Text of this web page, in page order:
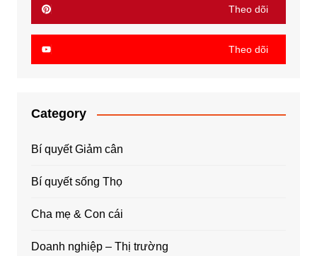
Theo dõi
Theo dõi
Category
Bí quyết Giảm cân
Bí quyết sống Thọ
Cha mẹ & Con cái
Doanh nghiệp – Thị trường